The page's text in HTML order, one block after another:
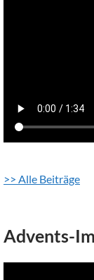
>> Alle Beiträge
Advents-